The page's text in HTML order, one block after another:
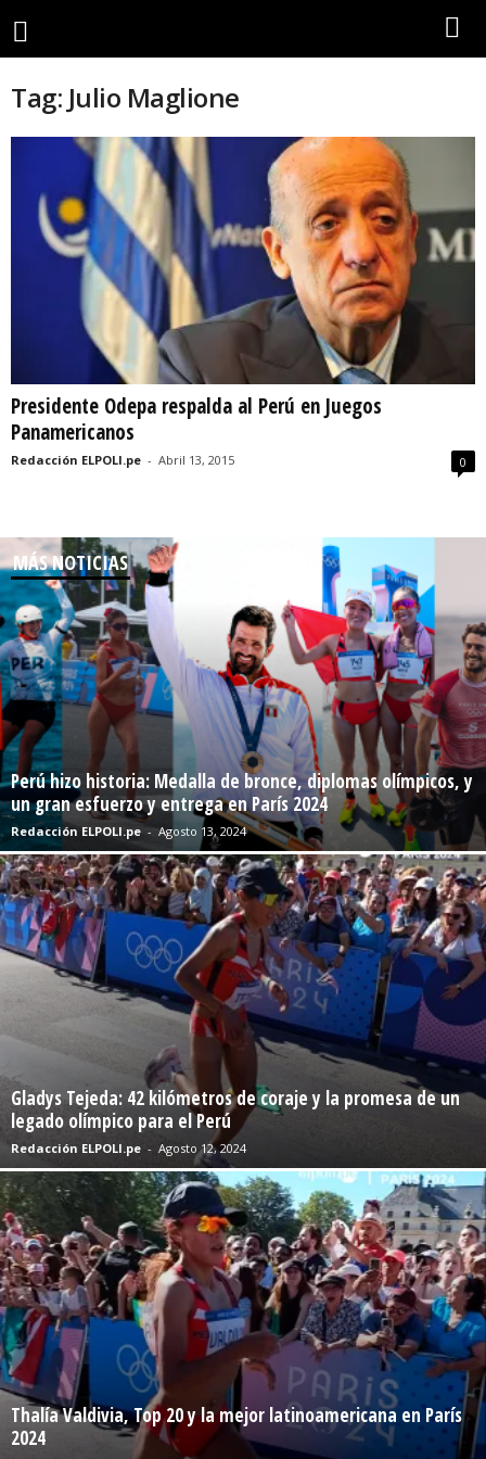
Tag: Julio Maglione
Presidente Odepa respalda al Perú en Juegos
Panamericanos
Redacción ELPOLI.pe - Abril 13, 2015 0
MÁS NOTICIAS
Perú hizo historia: Medalla de bronce, diplomas olímpicos, y
un gran esfuerzo y entrega en París 2024
Redacción ELPOLI.pe - Agosto 13, 2024
Gladys Tejeda: 42 kilómetros de coraje y la promesa de un
legado olímpico para el Perú
Redacción ELPOLI.pe - Agosto 12, 2024
Thalía Valdivia, Top 20 y la mejor latinoamericana en París
2024